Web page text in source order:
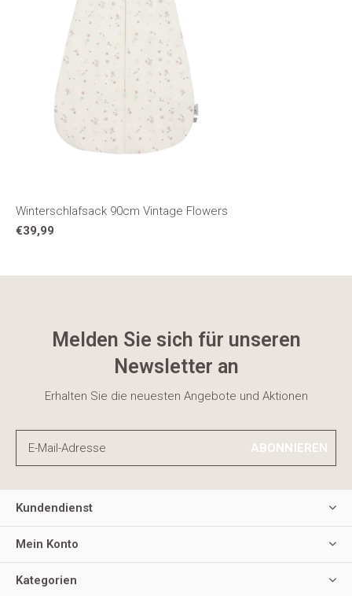
Winterschlafsack 90cm Vintage Flowers
€39,99
Melden Sie sich für unseren
Newsletter an
Erhalten Sie die neuesten Angebote und Aktionen
ABONNIEREN
Kundendienst
Mein Konto
Kategorien